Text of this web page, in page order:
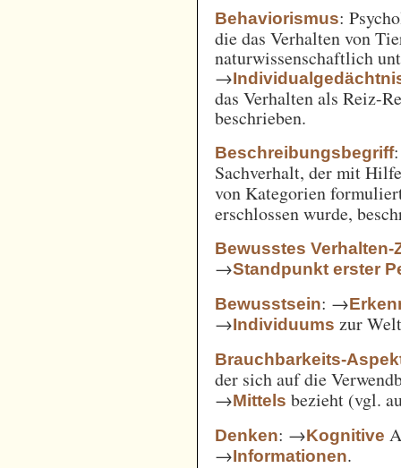
Behaviorismus:
die das Verhalten von
naturwissenschaftlich
→
das Verhalten als Reiz-
beschrieben.
Beschreibungsbegriff
Sachverhalt, der mit
von Kategorien
erschlossen wurde,
Bewusstes Verhalten-
→Standpunkt erster
Bewusstsein: →
→Individuums zur
Brauchbarkeits-
der sich auf die
→Mittels bezieht (vgl.
Denken: →Kognitive
→Informationen.